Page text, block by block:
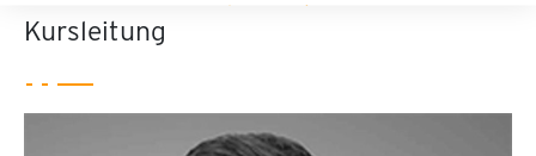
Kursleitung